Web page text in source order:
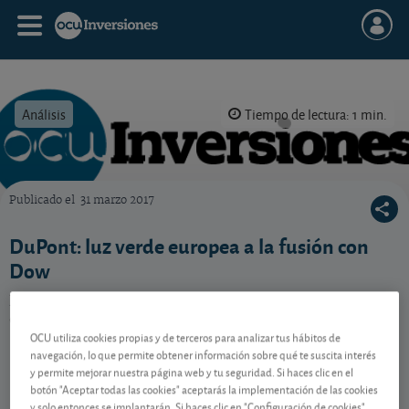
Análisis Tiempo de lectura: 1 min.
Publicado el 31 marzo 2017
DuPont: luz verde europea a la fusión con
Dow
Contenido reservado a SOCIOS
OCU utiliza cookies propias y de terceros para analizar tus hábitos de
navegación, lo que permite obtener información sobre qué te suscita interés
y permite mejorar nuestra página web y tu seguridad. Si haces clic en el
botón "Aceptar todas las cookies" aceptarás la implementación de las cookies